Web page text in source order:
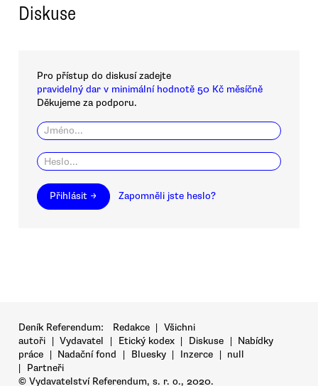
Diskuse
Pro přístup do diskusí zadejte
pravidelný dar v minimální hodnotě 50 Kč měsíčně
Děkujeme za podporu.
Přihlásit → Zapomněli jste heslo?
Deník Referendum: Redakce | Všichni
autoři | Vydavatel | Etický kodex | Diskuse | Nabídky
práce | Nadační fond | Bluesky | Inzerce | null
|
Partneři
© Vydavatelství Referendum, s. r. o., 2020.